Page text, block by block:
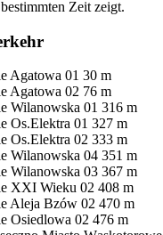
Zeit zeigt.
Agatowa 01 30 m
Agatowa 02 76 m
Wilanowska 01 316 m
Os.Elektra 01 327 m
Os.Elektra 02 333 m
Wilanowska 04 351 m
Wilanowska 03 367 m
XXI Wieku 02 408 m
Aleja Bzów 02 470 m
Osiedlowa 02 476 m